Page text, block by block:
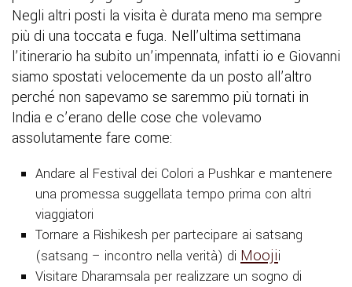
Negli altri posti la visita è durata meno ma sempre
più di una toccata e fuga. Nell’ultima settimana
l’itinerario ha subito un’impennata, infatti io e Giovanni
siamo spostati velocemente da un posto all’altro
perché non sapevamo se saremmo più tornati in
India e c’erano delle cose che volevamo
assolutamente fare come:
Andare al Festival dei Colori a Pushkar e mantenere
una promessa suggellata tempo prima con altri
viaggiatori
Tornare a Rishikesh per partecipare ai satsang
(satsang – incontro nella verità) di Moojii
Visitare Dharamsala per realizzare un sogno di